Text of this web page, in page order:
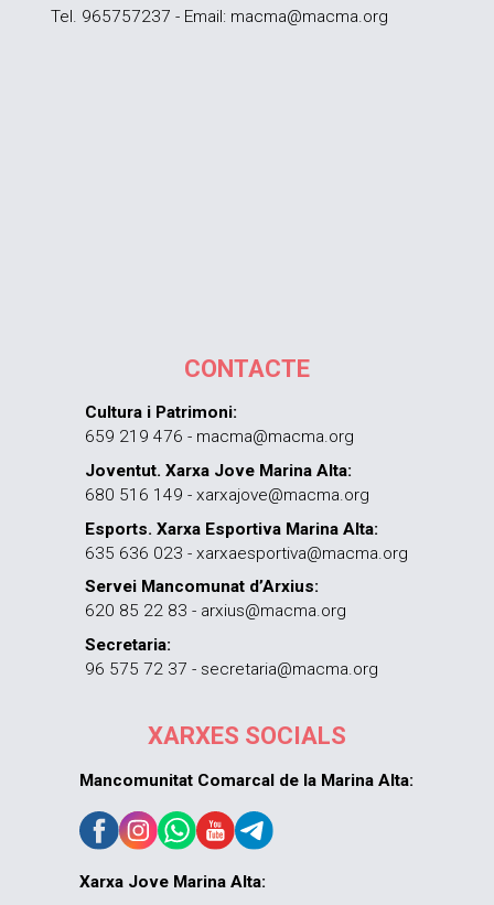
Tel. 965757237 - Email: macma@macma.org
CONTACTE
Cultura i Patrimoni:
659 219 476 - macma@macma.org
Joventut. Xarxa Jove Marina Alta:
680 516 149 - xarxajove@macma.org
Esports. Xarxa Esportiva Marina Alta:
635 636 023 - xarxaesportiva@macma.org
Servei Mancomunat d’Arxius:
620 85 22 83 - arxius@macma.org
Secretaria:
96 575 72 37 - secretaria@macma.org
XARXES SOCIALS
Mancomunitat Comarcal de la Marina Alta:
Xarxa Jove Marina Alta: